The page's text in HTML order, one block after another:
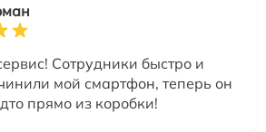
Сотрудники быстро и
мой смартфон, теперь он
прямо из коробки!